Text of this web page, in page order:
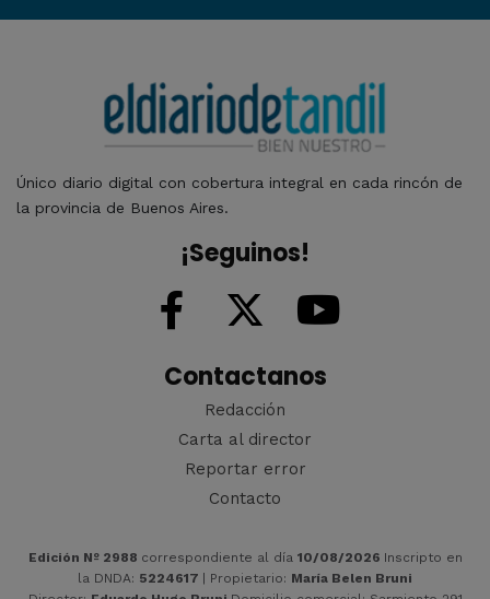
Único diario digital con cobertura integral en cada rincón de
la provincia de Buenos Aires.
¡Seguinos!
Contactanos
Redacción
Carta al director
Reportar error
Contacto
Edición Nº 2988 correspondiente al día 10/08/2026 Inscripto en
la DNDA: 5224617 | Propietario: María Belen Bruni